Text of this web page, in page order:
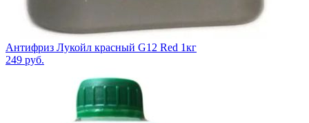
Антифриз Лукойл красный G12 Red 1кг
249 руб.